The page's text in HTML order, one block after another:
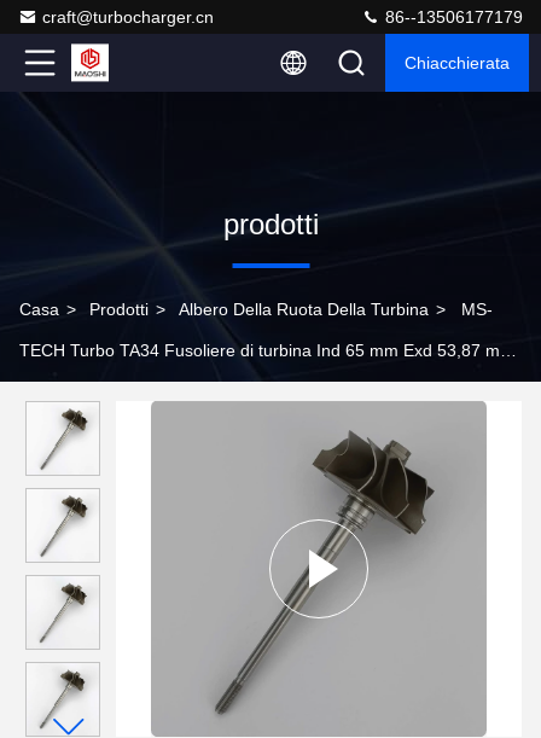
craft@turbocharger.cn 86--13506177179
Chiacchierata
prodotti
Casa > Prodotti > Albero Della Ruota Della Turbina > MS-
TECH Turbo TA34 Fusoliere di turbina Ind 65 mm Exd 53,87 mm